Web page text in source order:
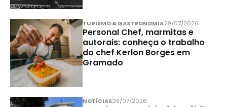
TURISMO & GASTRONOMIA29/07/2026
Personal Chef, marmitas e
autorais: conheça o trabalho
do chef Kerlon Borges em
Gramado
NOTÍCIAS29/07/2026